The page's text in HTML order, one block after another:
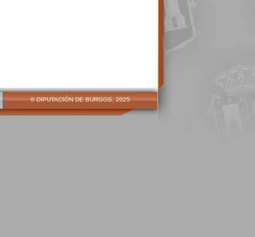
© DIPUTACIÓN DE BURGOS, 2025